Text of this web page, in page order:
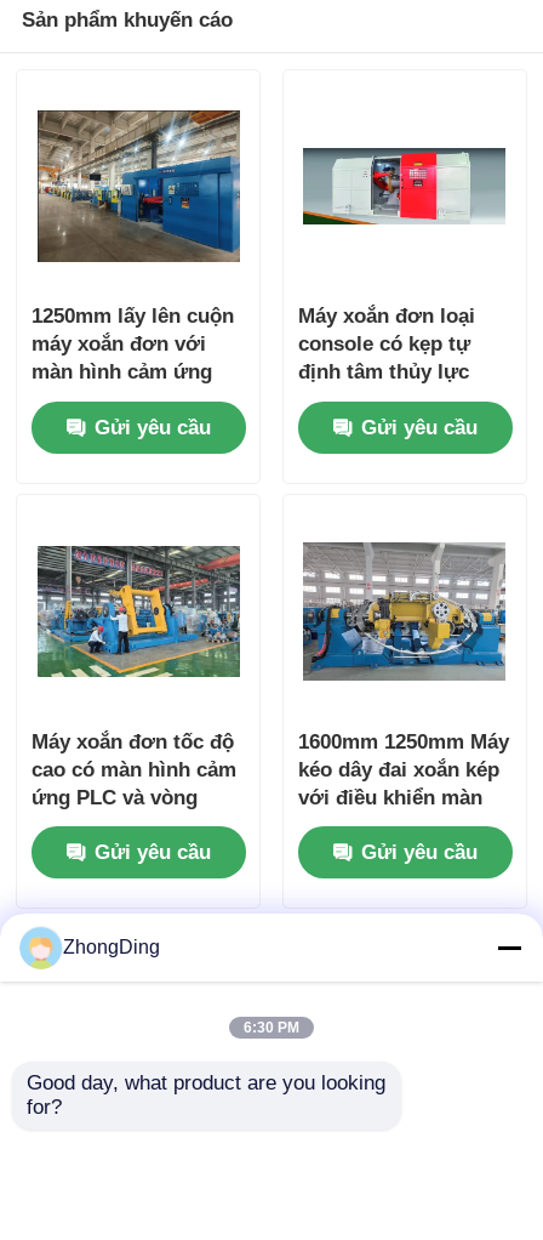
Sản phẩm khuyến cáo
1250mm lấy lên cuộn
máy xoắn đơn với
màn hình cảm ứng
điều khiển PLC
Gửi yêu cầu
Máy xoắn đơn loại
console có kẹp tự
định tâm thủy lực
Gửi yêu cầu
Máy xoắn đơn tốc độ
cao có màn hình cảm
ứng PLC và vòng
cung quay sợi carbon
Gửi yêu cầu
1600mm 1250mm Máy
kéo dây đai xoắn kép
với điều khiển màn
hình cảm ứng PLC
Gửi yêu cầu
ZhongDing
6:30 PM
Good day, what product are you looking
for?